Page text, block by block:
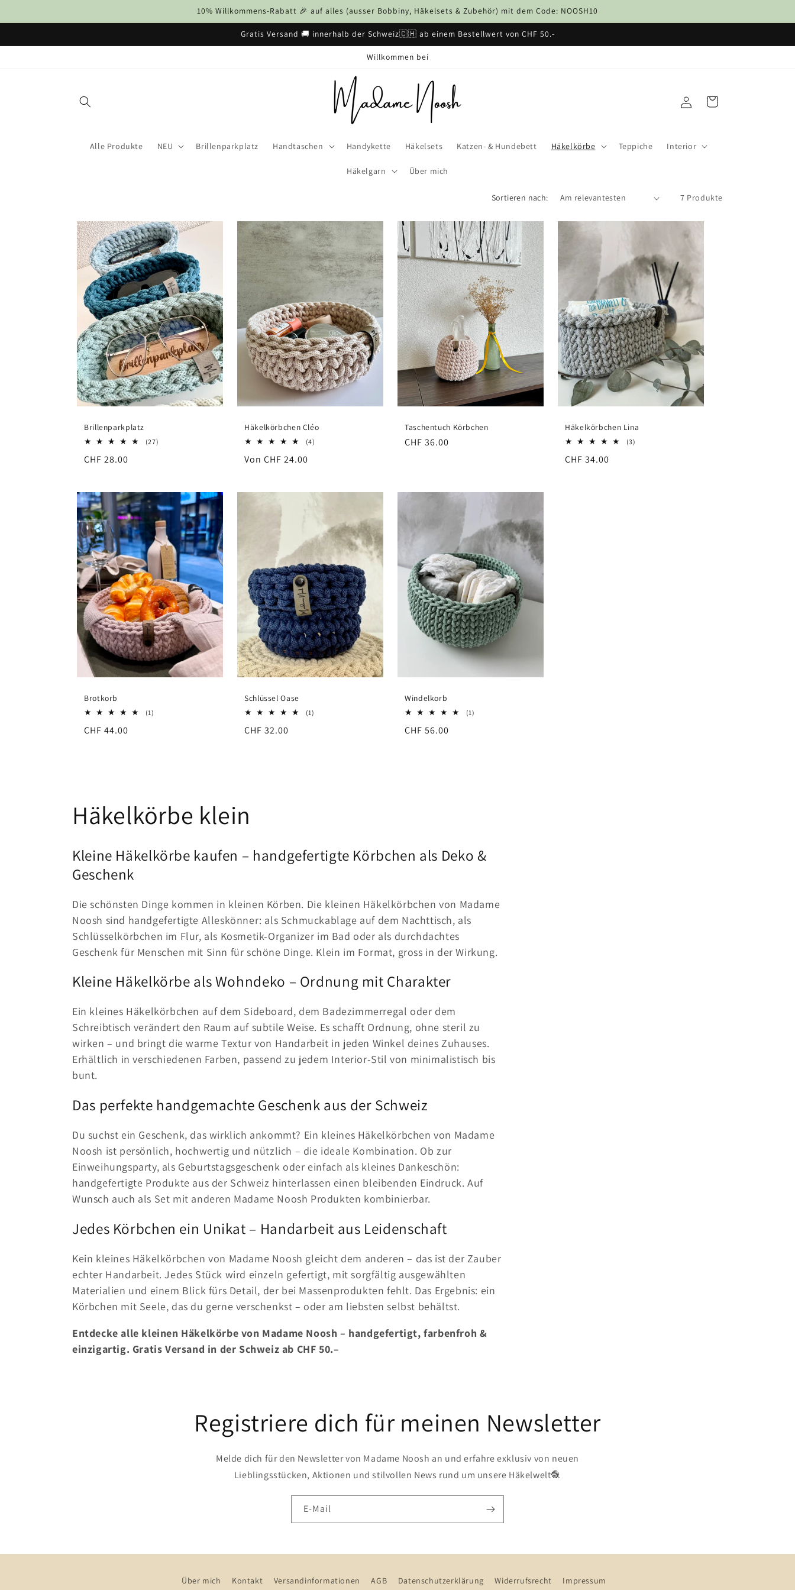
Inhalt
10% Willkommens-Rabatt 🎉 auf alles (ausser Bobbiny, Häkelsets & Zubehör) mit dem Code: NOOSH10
Gratis Versand 🚚 innerhalb der Schweiz🇨🇭 ab einem Bestellwert von CHF 50.-
Willkommen bei
Alle Produkte NEU Brillenparkplatz Handtaschen Handykette Häkelsets Katzen- & Hundebett Häkelkörbe Teppiche Interior
Häkelgarn Über mich
EinloggenWarenkorb
Sortieren nach: 7 Produkte
Brillenparkplatz
(27)
Normaler
CHF 28.00
Häkelkörbchen Cléo
(4)
Normaler
Von CHF 24.00
Taschentuch Körbchen
Normaler
CHF 36.00
Häkelkörbchen Lina
(3)
Normaler
CHF 34.00
Brotkorb
(1)
Normaler
CHF 44.00
Schlüssel Oase
(1)
Normaler
CHF 32.00
Windelkorb
(1)
Normaler
CHF 56.00
K
a
t
e
g
o
r
i
e
:
Häkelkörbe klein
Kleine Häkelkörbe kaufen – handgefertigte Körbchen als Deko &
Geschenk
Die schönsten Dinge kommen in kleinen Körben. Die kleinen Häkelkörbchen von Madame
Noosh sind handgefertigte Alleskönner: als Schmuckablage auf dem Nachttisch, als
Schlüsselkörbchen im Flur, als Kosmetik-Organizer im Bad oder als durchdachtes
Geschenk für Menschen mit Sinn für schöne Dinge. Klein im Format, gross in der Wirkung.
Kleine Häkelkörbe als Wohndeko – Ordnung mit Charakter
Ein kleines Häkelkörbchen auf dem Sideboard, dem Badezimmerregal oder dem
Schreibtisch verändert den Raum auf subtile Weise. Es schafft Ordnung, ohne steril zu
wirken – und bringt die warme Textur von Handarbeit in jeden Winkel deines Zuhauses.
Erhältlich in verschiedenen Farben, passend zu jedem Interior-Stil von minimalistisch bis
bunt.
Das perfekte handgemachte Geschenk aus der Schweiz
Du suchst ein Geschenk, das wirklich ankommt? Ein kleines Häkelkörbchen von Madame
Noosh ist persönlich, hochwertig und nützlich – die ideale Kombination. Ob zur
Einweihungsparty, als Geburtstagsgeschenk oder einfach als kleines Dankeschön:
handgefertigte Produkte aus der Schweiz hinterlassen einen bleibenden Eindruck. Auf
Wunsch auch als Set mit anderen Madame Noosh Produkten kombinierbar.
Jedes Körbchen ein Unikat – Handarbeit aus Leidenschaft
Kein kleines Häkelkörbchen von Madame Noosh gleicht dem anderen – das ist der Zauber
echter Handarbeit. Jedes Stück wird einzeln gefertigt, mit sorgfältig ausgewählten
Materialien und einem Blick fürs Detail, der bei Massenprodukten fehlt. Das Ergebnis: ein
Körbchen mit Seele, das du gerne verschenkst – oder am liebsten selbst behältst.
Entdecke alle kleinen Häkelkörbe von Madame Noosh – handgefertigt, farbenfroh &
einzigartig. Gratis Versand in der Schweiz ab CHF 50.–
Registriere dich für meinen Newsletter
Melde dich für den Newsletter von Madame Noosh an und erfahre exklusiv von neuen
Lieblingsstücken, Aktionen und stilvollen News rund um unsere Häkelwelt🧶
E-Mail
Über mich Kontakt Versandinformationen AGB Datenschutzerklärung Widerrufsrecht Impressum